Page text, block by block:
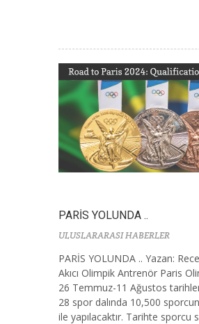
PARİS YOLUNDA ..
ULUSLARARASI HABERLER
PARİS YOLUNDA .. Yazan:
Akıcı Olimpik Antrenör Paris
26 Temmuz-11 Ağustos
28 spor dalında 10,500
ile yapılacaktır. Tarihte sporcu